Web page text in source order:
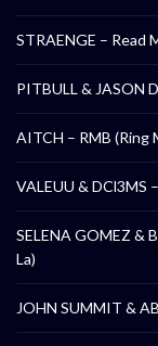
STRAENGE – Read
PITBULL & JASON
AITCH – RMB (Ring
VALEUU & DCl3MS
SELENA GOMEZ &
La)
JOHN SUMMIT &